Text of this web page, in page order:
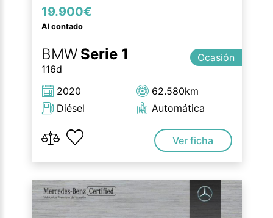
19.900€
Al contado
BMW Serie 1
116d
Ocasión
2020
Diésel
62.580km
Automática
Ver ficha